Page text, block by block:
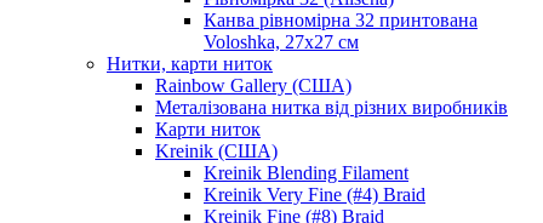
Канва рівномірна 32 принтована
Voloshka, 27х27 см
Нитки, карти ниток
Rainbow Gallery (США)
Металізована нитка від різних виробників
Карти ниток
Kreinik (США)
Kreinik Blending Filament
Kreinik Very Fine (#4) Braid
Kreinik Fine (#8) Braid